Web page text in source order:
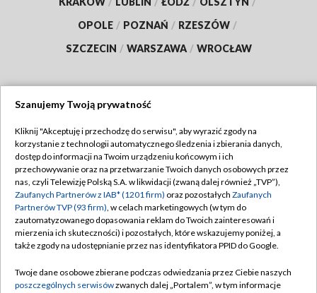
OPOLE / POZNAŃ / RZESZÓW /
SZCZECIN / WARSZAWA / WROCŁAW
TVP
Abonament TVP
Emisja w TVP
Centrum informacji TVP
Naziemna Telewizja Cyfrowa
Rada Programowa
Regulamin TVP
Polityka prywatności
Moje zgody
Pomoc
Kontakt
Szanujemy Twoją prywatność
Kliknij "Akceptuję i przechodzę do serwisu", aby wyrazić zgody na
korzystanie z technologii automatycznego śledzenia i zbierania danych,
dostęp do informacji na Twoim urządzeniu końcowym i ich
przechowywanie oraz na przetwarzanie Twoich danych osobowych przez
nas, czyli Telewizję Polską S.A. w likwidacji (zwaną dalej również „TVP”),
Zaufanych Partnerów z IAB* (1201 firm) oraz pozostałych Zaufanych
Partnerów TVP (93 firm), w celach marketingowych (w tym do
zautomatyzowanego dopasowania reklam do Twoich zainteresowań i
mierzenia ich skuteczności) i pozostałych, które wskazujemy poniżej, a
także zgody na udostępnianie przez nas identyfikatora PPID do Google.
Twoje dane osobowe zbierane podczas odwiedzania przez Ciebie naszych
poszczególnych serwisówzwanych dalej „Portalem”, w tym informacje